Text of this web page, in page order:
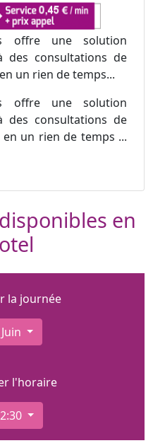
offre une solution
des consultations de
un rien de temps...
offre une solution
des consultations de
un rien de temps ...
en
la journée
l'horaire